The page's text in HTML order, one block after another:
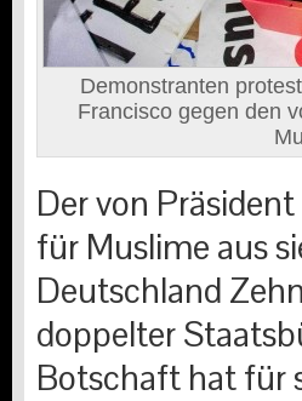
Demonstranten
Francisco gegen den
Der von
für Muslime aus
Deutschland
doppelter
Botschaft hat für